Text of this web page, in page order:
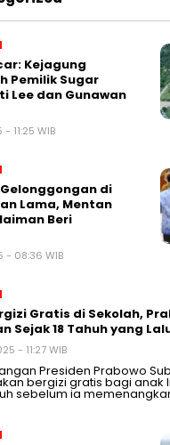
Kejagung
Pemilik Sugar
Lee dan Gunawan
11:25 WIB
di
Lama, Mentan
Beri
- 08:36 WIB
Gratis di Sekolah,
Sejak 18 Tahuh yang
- 11:27 WIB
Presiden Prabowo
bergizi gratis bagi anak
sebelum ia